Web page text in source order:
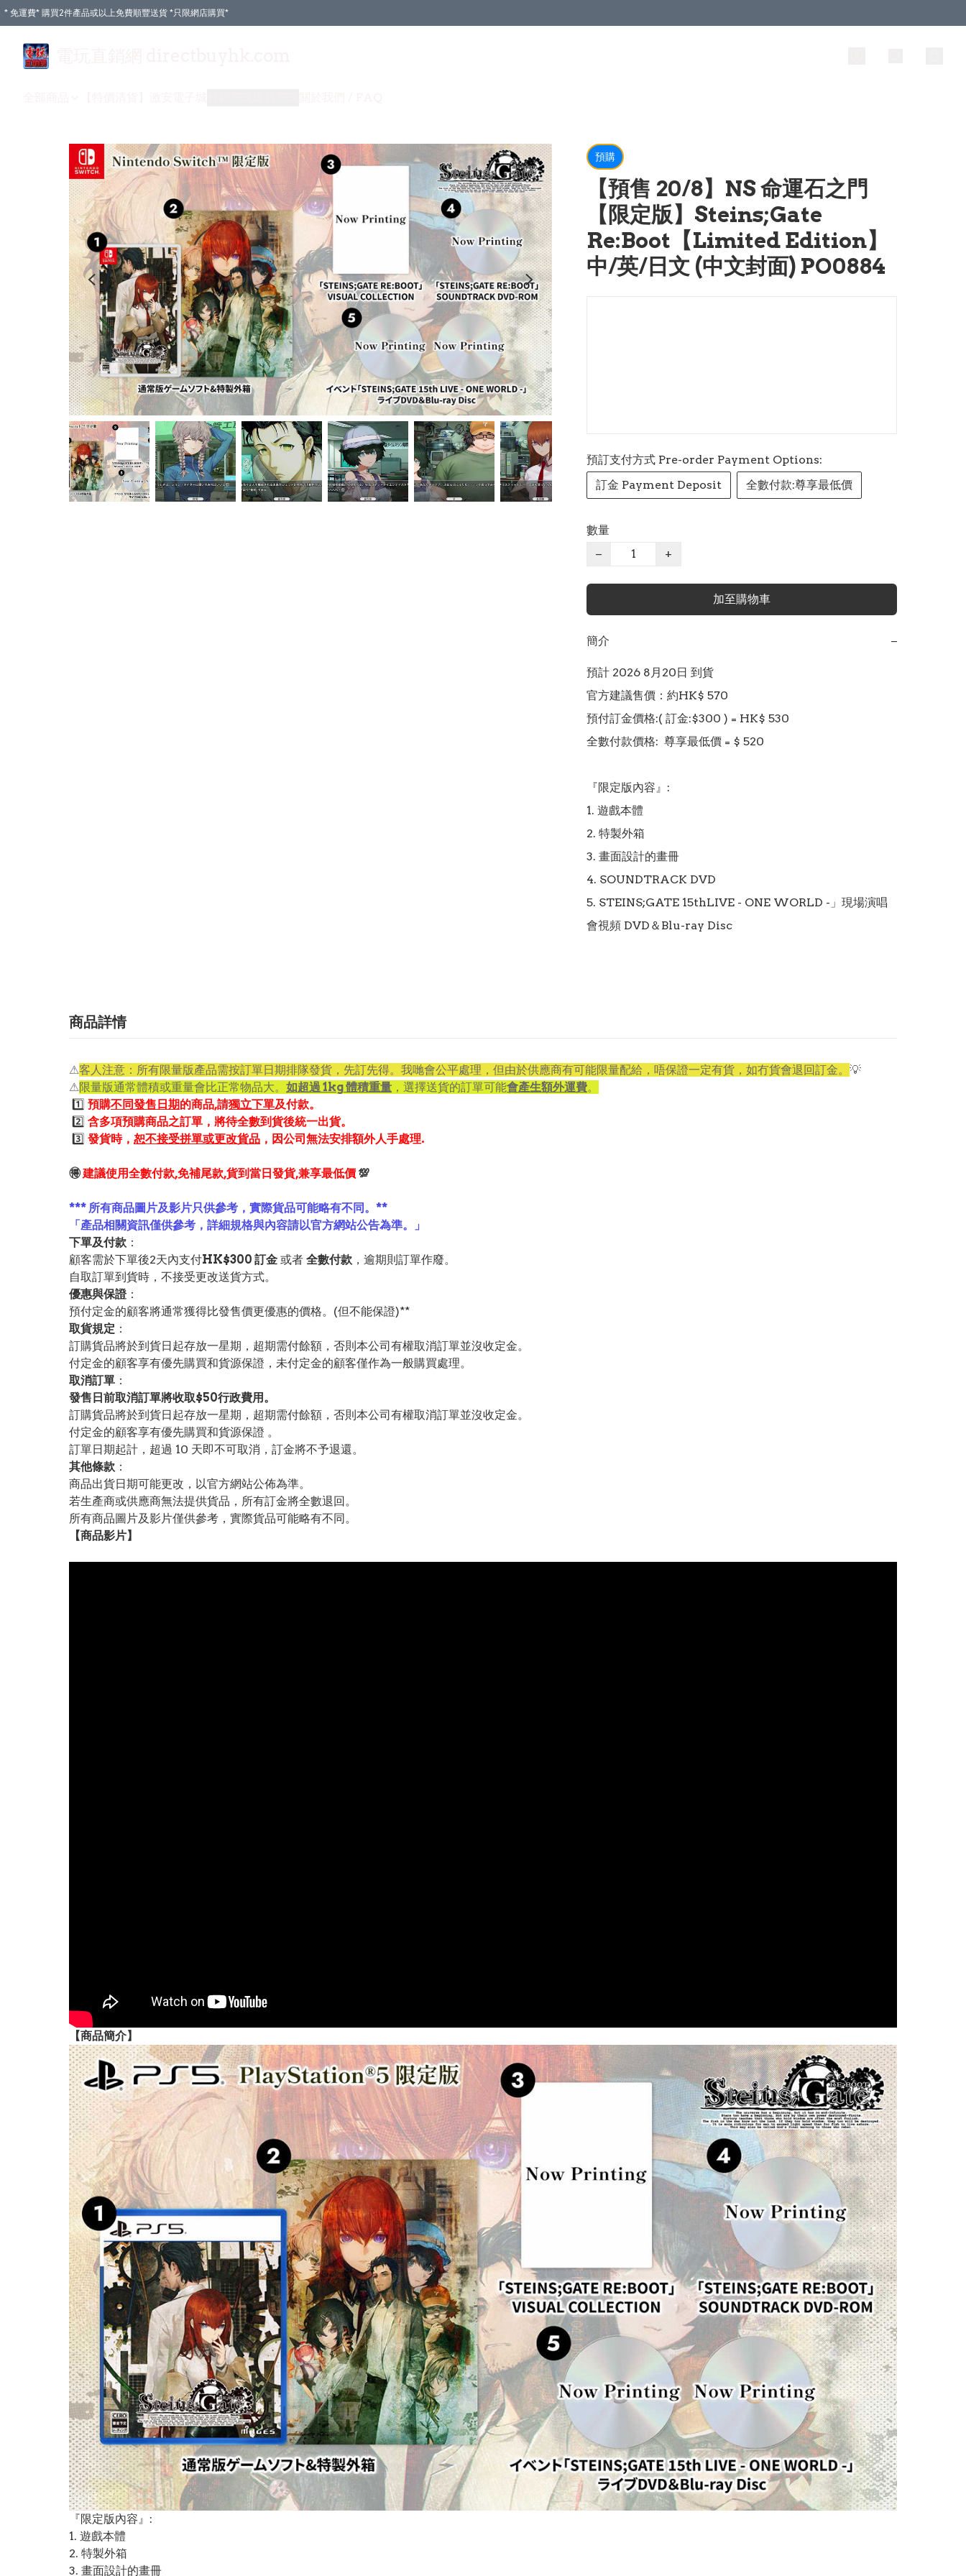
* 免運費* 購買2件產品或以上免費順豐送貨 *只限網店購買*
預購
【預售 20/8】NS 命運石之門
【限定版】Steins;Gate
Re:Boot【Limited Edition】
中/英/日文 (中文封面) PO0884
預訂支付方式 Pre-order Payment Options:
訂金 Payment Deposit
全數付款:尊享最低價
數量
−
+
加至購物車
簡介 −
預計 2026 8月20日 到貨
官方建議售價：約HK$ 570
預付訂金價格:( 訂金:$300 ) = HK$ 530
全數付款價格:  尊享最低價 = $ 520
『限定版內容』:
1. 遊戲本體
2. 特製外箱
3. 畫面設計的畫冊
4. SOUNDTRACK DVD
5. STEINS;GATE 15thLIVE - ONE WORLD -」現場演唱
會視頻 DVD＆Blu-ray Disc
商品詳情
⚠客人注意：所有限量版產品需按訂單日期排隊發貨，先訂先得。我哋會公平處理，但由於供應商有可能限量配給，唔保證一定有貨，如冇貨會退回訂金。 💡
⚠限量版通常體積或重量會比正常物品大。 如超過 1kg 體積重量 ，選擇送貨的訂單可能會產生額外運費。
1️⃣ 預購不同發售日期的商品,請獨立下單及付款。
2️⃣ 含多項預購商品之訂單，將待全數到貨後統一出貨。
3️⃣ 發貨時， 恕不接受拼單或更改貨品 ，因公司無法安排額外人手處理.
🉐建議使用全數付款,免補尾款,貨到當日發貨,兼享最低價 💯
*** 所有商品圖片及影片只供參考，實際貨品可能略有不同。**
「產品相關資訊僅供參考，詳細規格與內容請以官方網站公告為準。」
下單及付款 ：
顧客需於下單後2天內支付HK$300 訂金 或者 全數付款 ，逾期則訂單作廢。
自取訂單到貨時，不接受更改送貨方式。
優惠與保證：
預付定金的顧客將通常獲得比發售價更優惠的價格。(但不能保證)**
取貨規定 ：
訂購貨品將於到貨日起存放一星期，超期需付餘額，否則本公司有權取消訂單並沒收定金。
付定金的顧客享有優先購買和貨源保證，未付定金的顧客僅作為一般購買處理。
取消訂單 ：
發售日前取消訂單將收取$50行政費用。
訂購貨品將於到貨日起存放一星期，超期需付餘額，否則本公司有權取消訂單並沒收定金。
付定金的顧客享有優先購買和貨源保證 。
訂單日期起計，超過 10 天即不可取消，訂金將不予退還。
其他條款 ：
商品出貨日期可能更改，以官方網站公佈為準。
若生產商或供應商無法提供貨品，所有訂金將全數退回。
所有商品圖片及影片僅供參考，實際貨品可能略有不同。
【商品影片】
【商品簡介】
『限定版內容』:
1. 遊戲本體
2. 特製外箱
3. 畫面設計的畫冊